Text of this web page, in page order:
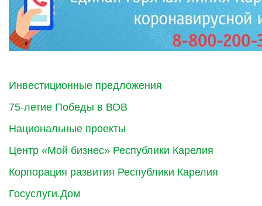
Инвестиционные предложения
75-летие Победы в ВОВ
Национальные проекты
Центр «Мой бизнес» Республики Карелия
Корпорация развития Республики Карелия
Госуслуги.Дом